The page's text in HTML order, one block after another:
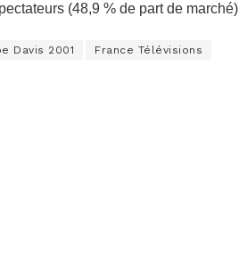
(48,9 % de part de marché)
Davis 2001 France Télévisions